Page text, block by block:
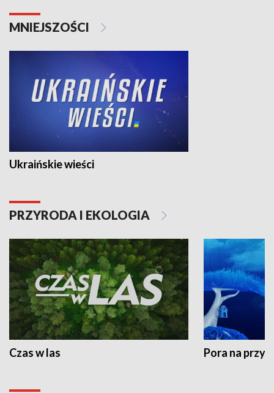
MNIEJSZOŚCI
Ukraińskie wieści
PRZYRODA I EKOLOGIA
Czas w las Pora na